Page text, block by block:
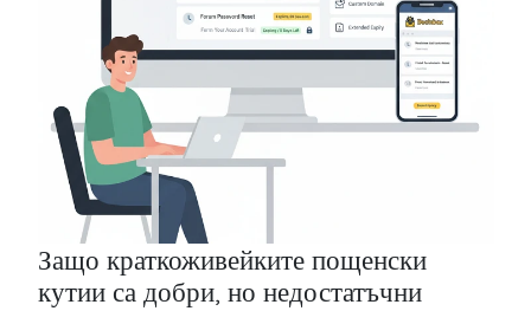
Защо краткоживейките пощенски
кутии са добри, но недостатъчни